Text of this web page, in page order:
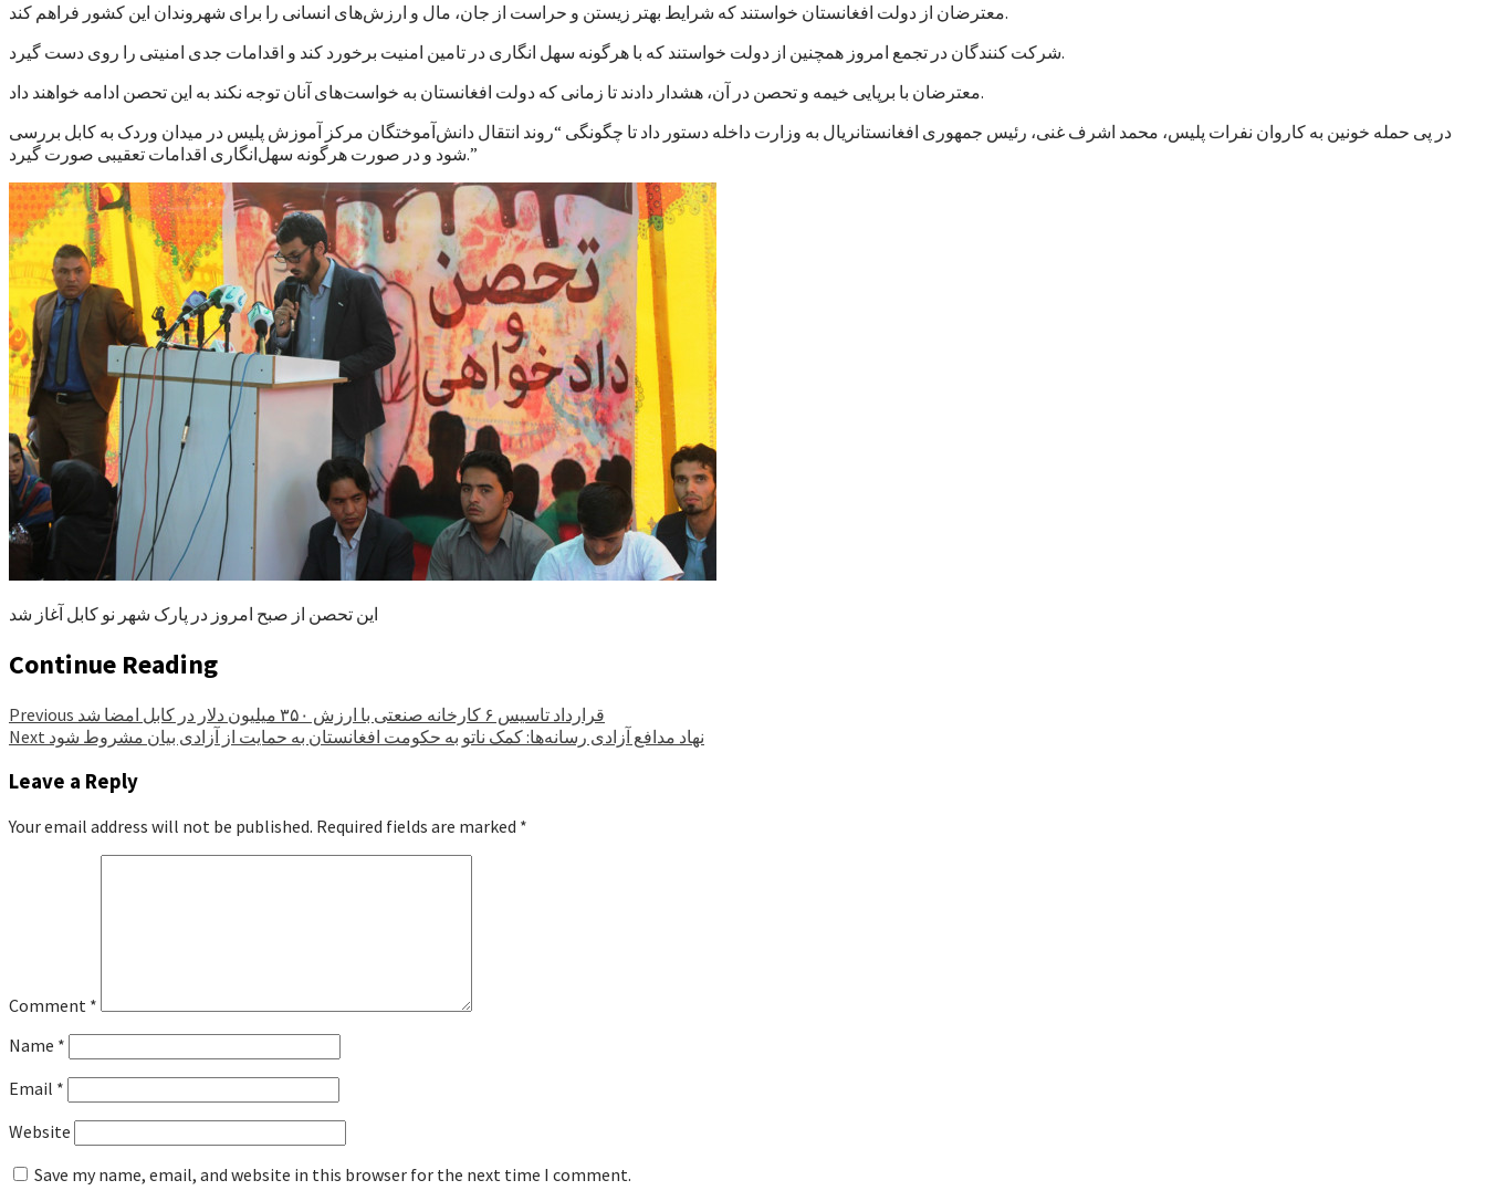
معترضان از دولت افغانستان خواستند که شرایط بهتر زیستن و حراست از جان، مال و ارزش‌های انسانی را برای شهروندان این کشور فراهم کند.
شرکت کنندگان در تجمع امروز همچنین از دولت خواستند که با هرگونه سهل انگاری در تامین امنیت برخورد کند و اقدامات جدی امنیتی را روی دست گیرد.
معترضان با برپایی خیمه و تحصن در آن، هشدار دادند تا زمانی که دولت افغانستان به خواست‌های آنان توجه نکند به این تحصن ادامه خواهند داد.
در پی حمله خونین به کاروان نفرات پلیس، محمد اشرف غنی، رئیس جمهوری افغانستانريال به وزارت داخله دستور داد تا چگونگی “روند انتقال دانش‌آموختگان مرکز آموزش پلیس در میدان وردک به کابل بررسی
شود و در صورت هرگونه سهل‌انگاری اقدامات تعقیبی صورت گیرد.”
این تحصن از صبح امروز در پارک شهر نو کابل آغاز شد
Continue Reading
Previous
قرارداد تاسیس ۶ کارخانه صنعتی با ارزش ۳۵۰ میلیون دلار در کابل امضا شد
Next نهاد مدافع آزادی رسانه‌ها: کمک ناتو به حکومت افغانستان به حمایت از آزادی بیان مشروط شود
Leave a Reply
Your email address will not be published. Required fields are marked *
Comment *
Name *
Email *
Website
Save my name, email, and website in this browser for the next time I comment.